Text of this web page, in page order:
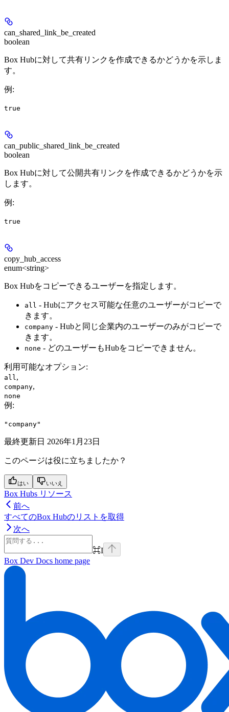
can_shared_link_be_created
boolean
Box Hubに対して共有リンクを作成できるかどうかを示しま
す。
例 :
true
can_public_shared_link_be_created
boolean
Box Hubに対して公開共有リンクを作成できるかどうかを示
します。
例 :
true
copy_hub_access
enum<string>
Box Hubをコピーできるユーザーを指定します。
all - Hubにアクセス可能な任意のユーザーがコピーで
きます。
company - Hubと同じ企業内のユーザーのみがコピーで
きます。
none - どのユーザーもHubをコピーできません。
利用可能なオプション:
all,
company,
none
例 :
"company"
最終更新日 2026年1月23日
このページは役に立ちましたか？
はい いいえ
Box Hubs リソース
前へ
すべてのBox Hubのリストを取得
次へ
⌘I
Box Dev Docs home page